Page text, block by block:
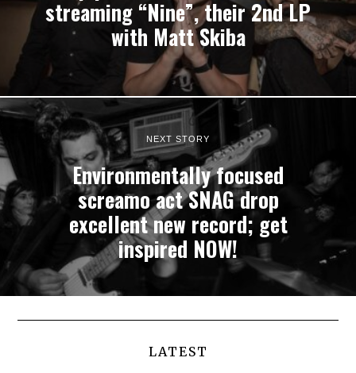
streaming “Nine”, their 2nd LP
with Matt Skiba
NEXT STORY
Environmentally focused
screamo act SNAG drop
excellent new record; get
inspired NOW!
LATEST